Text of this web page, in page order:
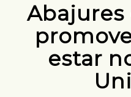
estar